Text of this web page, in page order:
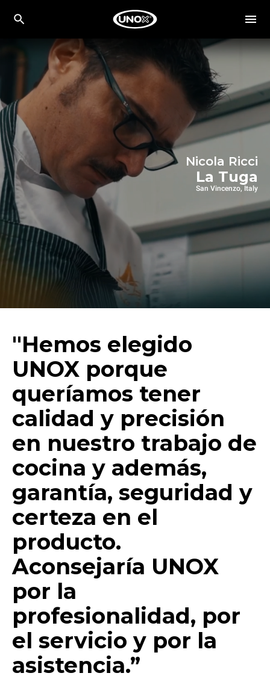
Nicola Ricci
La Tuga
San Vincenzo, Italy
"Hemos elegido
UNOX porque
queríamos tener
calidad y precisión
en nuestro trabajo de
cocina y además,
garantía, seguridad y
certeza en el
producto.
Aconsejaría UNOX
por la
profesionalidad, por
el servicio y por la
asistencia.”